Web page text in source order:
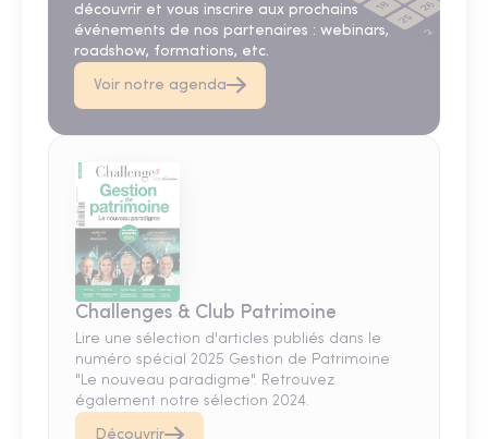
découvrir et vous inscrire aux prochains
événements de nos partenaires : webinars,
roadshow, formations, etc.
Voir notre agenda
Challenges & Club Patrimoine
Lire une sélection d'articles publiés dans le
numéro spécial 2025 Gestion de Patrimoine
"Le nouveau paradigme". Retrouvez
également notre sélection 2024.
Découvrir